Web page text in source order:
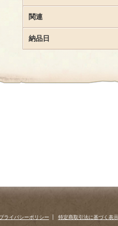
関連
納品日
ライバシーポリシー 特定商取引法に基づく表示